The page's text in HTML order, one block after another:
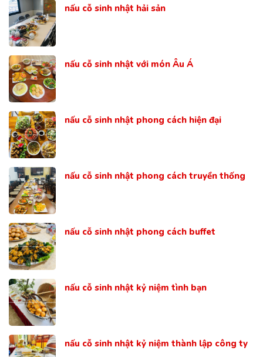
nấu cỗ sinh nhật hải sản
nấu cỗ sinh nhật với món Âu Á
nấu cỗ sinh nhật phong cách hiện đại
nấu cỗ sinh nhật phong cách truyền thống
nấu cỗ sinh nhật phong cách buffet
nấu cỗ sinh nhật kỷ niệm tình bạn
nấu cỗ sinh nhật kỷ niệm thành lập công ty